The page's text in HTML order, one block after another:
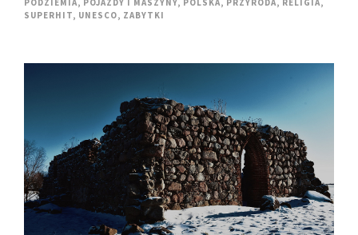
SUPERHIT, UNESCO, ZABYTKI